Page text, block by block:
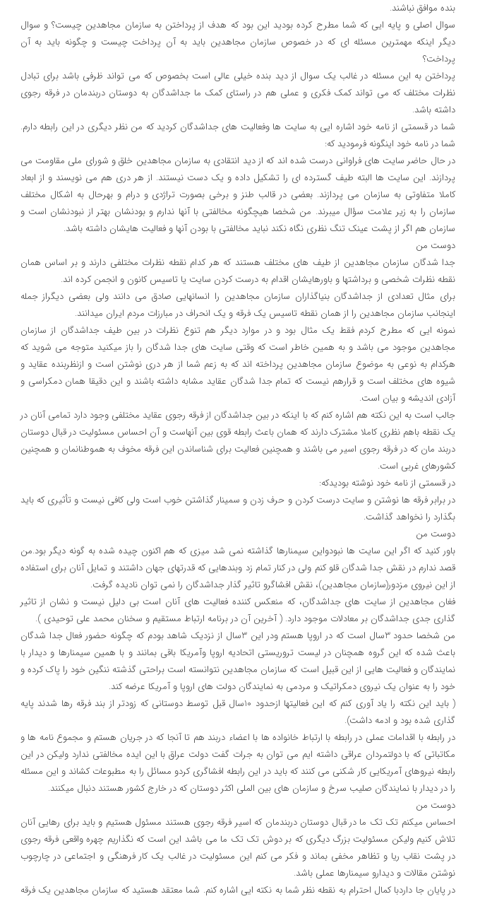
بنده موافق نباشند.
سوال اصلی و پایه ایی که شما مطرح کرده بودید این بود که هدف از پرداختن به سازمان مجاهدین چیست؟ و سوال
دیگر اینکه مهمترین مسئله ای که در خصوص سازمان مجاهدین باید به آن پرداخت چیست و چگونه باید به آن
پرداخت؟
پرداختن به این مسئله در غالب یک سوال از دید بنده خیلی عالی است بخصوص که می تواند ظرفی باشد برای تبادل
نظرات مختلف که می تواند کمک فکری و عملی هم در راستای کمک ما جداشدگان به دوستان دربندمان در فرقه رجوی
داشته باشد.
شما در قسمتی از نامه خود اشاره ایی به سایت ها وفعالیت های جداشدگان کردید که من نظر دیگری در این رابطه دارم.
شما در نامه خود اینگونه فرمودید که:
در حال حاضر سایت های فراوانی درست شده اند که از دید انتقادی به سازمان مجاهدین خلق و شورای ملی مقاومت می
پردازند. این سایت ها البته طیف گسترده ای را تشکیل داده و یک دست نیستند. از هر دری هم می نویسند و از ابعاد
کاملا متفاوتی به سازمان می پردازند. بعضی در قالب طنز و برخی بصورت تراژدی و درام و بهرحال به اشکال مختلف
سازمان را به زیر علامت سؤال میبرند. من شخصا هیچگونه مخالفتی با آنها ندارم و بودنشان بهتر از نبودنشان است و
سازمان هم اگر از پشت عینک تنگ نظری نگاه نکند نباید مخالفتی با بودن آنها و فعالیت هایشان داشته باشد.
دوست من
جدا شدگان سازمان مجاهدین از طیف های مختلف هستند که هر کدام نقطه نظرات مختلفی دارند و بر اساس همان
نقطه نظرات شخصی و برداشتها و باورهایشان اقدام به درست کردن سایت یا تاسیس کانون و انجمن کرده اند.
برای مثال تعدادی از جداشدگان بنیاگذاران سازمان مجاهدین را انسانهایی صادق می دانند ولی بعضی دیگراز جمله
اینجانب سازمان مجاهدین را از همان نقطه تاسیس یک فرقه و یک انحراف در مبارزات مردم ایران میدانند.
نمونه ایی که مطرح کردم فقط یک مثال بود و در موارد دیگر هم تنوع نظرات در بین طیف جداشدگان از سازمان
مجاهدین موجود می باشد و به همین خاطر است که وقتی سایت های جدا شدگان را باز میکنید متوجه می شوید که
هرکدام به نوعی به موضوع سازمان مجاهدین پرداخته اند که به زعم شما از هر دری نوشتن است و ازنظربنده عقاید و
شیوه های مختلف است و قرارهم نیست که تمام جدا شدگان عقاید مشابه داشته باشند و این دقیقا همان دمکراسی و
آزادی اندیشه و بیان است.
جالب است به این نکته هم اشاره کنم که با اینکه در بین جداشدگان از فرقه رجوی عقاید مختلفی وجود دارد تمامی آنان در
یک نقطه باهم نظری کاملا مشترک دارند که همان باعث رابطه قوی بین آنهاست و آن احساس مسئولیت در قبال دوستان
دربند مان که در فرقه رجوی اسیر می باشند و همچنین فعالیت برای شناساندن این فرقه مخوف به هموطنانمان و همچنین
کشورهای غربی است.
در قسمتی از نامه خود نوشته بودیدکه:
در برابر فرقه ها نوشتن و سایت درست کردن و حرف زدن و سمینار گذاشتن خوب است ولی کافی نیست و تأثیری که باید
بگذارد را نخواهد گذاشت.
دوست من
باور کنید که اگر این سایت ها نبودواین سیمنارها گذاشته نمی شد میزی که هم اکنون چیده شده به گونه دیگر بود.من
قصد ندارم در نقش جدا شدگان قلو کنم ولی در کنار تمام زد وبندهایی که قدرتهای جهان داشتند و تمایل آنان برای استفاده
از این نیروی مزدور(سازمان مجاهدین)، نقش افشاگرو تاثیر گذار جداشدگان را نمی توان نادیده گرفت.
فغان مجاهدین از سایت های جداشدگان، که منعکس کننده فعالیت های آنان است بی دلیل نیست و نشان از تاثیر
گذاری جدی جداشدگان بر معادلات موجود دارد. ( آخرین آن در برنامه ارتباط مستقیم و سخنان محمد علی توحیدی ).
من شخصا حدود 3سال است که در اروپا هستم ودر این 3سال از نزدیک شاهد بودم که چگونه حضور فعال جدا شدگان
باعث شده که این گروه همچنان در لیست تروریستی اتحادیه اروپا وآمریکا باقی بمانند و با همین سیمنارها و دیدار با
نمایندگان و فعالیت هایی از این قبیل است که سازمان مجاهدین نتوانسته است براحتی گذشته ننگین خود را پاک کرده و
خود را به عنوان یک نیروی دمکراتیک و مردمی به نمایندگان دولت های اروپا و آمریکا عرضه کند.
( باید این نکته را یاد آوری کنم که این فعالیتها ازحدود 10سال قبل توسط دوستانی که زودتر از بند فرقه رها شدند پایه
گذاری شده بود و ادمه داشت).
در رابطه با اقدامات عملی در رابطه با ارتباط خانواده ها با اعضاء دربند هم تا آنجا که در جریان هستم و مجموع نامه ها و
مکاتباتی که با دولتمردان عراقی داشته ایم می توان به جرات گفت دولت عراق با این ایده مخالفتی ندارد ولیکن در این
رابطه نیروهای آمریکایی کار شکنی می کنند که باید در این رابطه افشاگری کردو مسائل را به مطبوعات کشاند و این مسئله
را در دیدار با نمایندگان صلیب سرخ و سازمان های بین الملی اکثر دوستان که در خارج کشور هستند دنبال میکنند.
دوست من
احساس میکنم تک تک ما در قبال دوستان دربندمان که اسیر فرقه رجوی هستند مسئول هستیم و باید برای رهایی آنان
تلاش کنیم ولیکن مسئولیت بزرگ دیگری که بر دوش تک تک ما می باشد این است که نگذاریم چهره واقعی فرقه رجوی
در پشت نقاب ریا و تظاهر مخفی بماند و فکر می کنم این مسئولیت در غالب یک کار فرهنگی و اجتماعی در چارچوب
نوشتن مقالات و دیدارو سیمنارها عملی باشد.
در پایان جا داردبا کمال احترام به نقطه نظر شما به نکته ایی اشاره کنم. شما معتقد هستید که سازمان مجاهدین یک فرقه